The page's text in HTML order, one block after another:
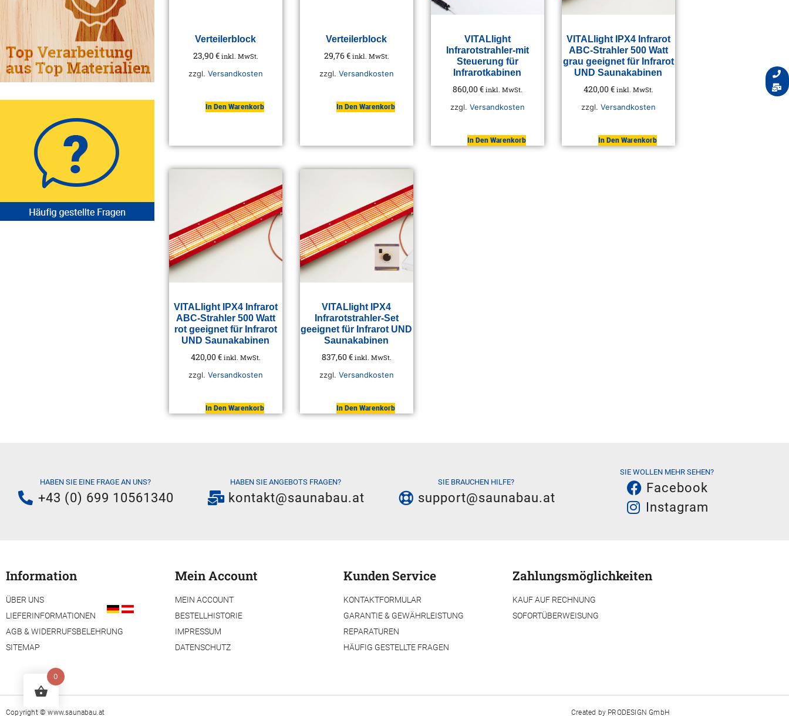
Verteilerblock
23,90€ inkl. MwSt.
zzgl. Versandkosten
In Den Warenkorb
Verteilerblock
29,76€ inkl. MwSt.
zzgl. Versandkosten
In Den Warenkorb
VITALlight
Infrarotstrahler-mit
Steuerung für
Infrarotkabinen
860,00€ inkl. MwSt.
zzgl. Versandkosten
In Den Warenkorb
VITALlight IPX4 Infrarot
ABC-Strahler 500 Watt
grau geeignet für Infrarot
UND Saunakabinen
420,00€ inkl. MwSt.
zzgl. Versandkosten
In Den Warenkorb
VITALlight IPX4 Infrarot
ABC-Strahler 500 Watt
rot geeignet für Infrarot
UND Saunakabinen
420,00€ inkl. MwSt.
zzgl. Versandkosten
In Den Warenkorb
VITALlight IPX4
Infrarotstrahler-Set
geeignet für Infrarot UND
Saunakabinen
837,60€ inkl. MwSt.
zzgl. Versandkosten
In Den Warenkorb
HABEN SIE EINE FRAGE AN UNS?
+43 (0) 699 10561340
HABEN SIE ANGEBOTS FRAGEN?
kontakt@saunabau.at
SIE BRAUCHEN HILFE?
support@saunabau.at
SIE WOLLEN MEHR SEHEN?
Facebook
Instagram
Information
ÜBER UNS
LIEFERINFORMATIONEN
AGB & WIDERRUFSBELEHRUNG
SITEMAP
Mein Account
MEIN ACCOUNT
BESTELLHISTORIE
IMPRESSUM
DATENSCHUTZ
Kunden Service
KONTAKTFORMULAR
GARANTIE & GEWÄHRLEISTUNG
REPARATUREN
HÄUFIG GESTELLTE FRAGEN
Zahlungsmöglichkeiten
KAUF AUF RECHNUNG
SOFORTÜBERWEISUNG
Copyright ©www.saunabau.at Created by PRODESIGN GmbH
0